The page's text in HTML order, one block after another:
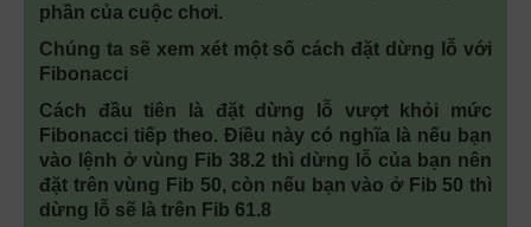
phần của cuộc chơi.
Chúng ta sẽ xem xét một số cách đặt dừng lỗ với
Fibonacci
Cách đầu tiên là đặt dừng lỗ vượt khỏi mức
Fibonacci tiếp theo. Điều này có nghĩa là nếu bạn
vào lệnh ở vùng Fib 38.2 thì dừng lỗ của bạn nên
đặt trên vùng Fib 50, còn nếu bạn vào ở Fib 50 thì
dừng lỗ sẽ là trên Fib 61.8